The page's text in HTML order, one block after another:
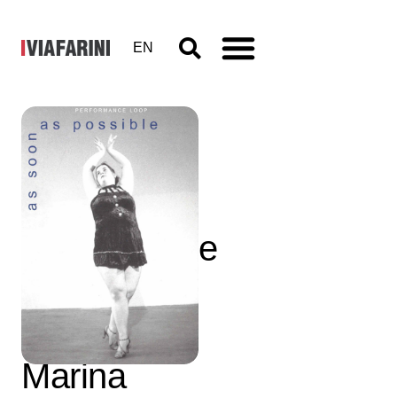
EN
As soon as
possible.
Performance
loop. The
Class of
Marina